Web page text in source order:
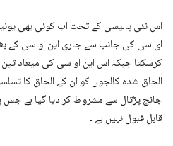
اس نئی پالیسی کے تحت اب کوئی بھی
ای سی کی جانب سے جاری این او سی کے
کرسکتا جبکہ اس این او سی کی میعاد
الحاق شدہ کالجوں کو ان کے الحاق کا
جانچ پڑتال سے مشروط کر دیا گیا ہے جس
قابل قبول نہیں ہے ۔